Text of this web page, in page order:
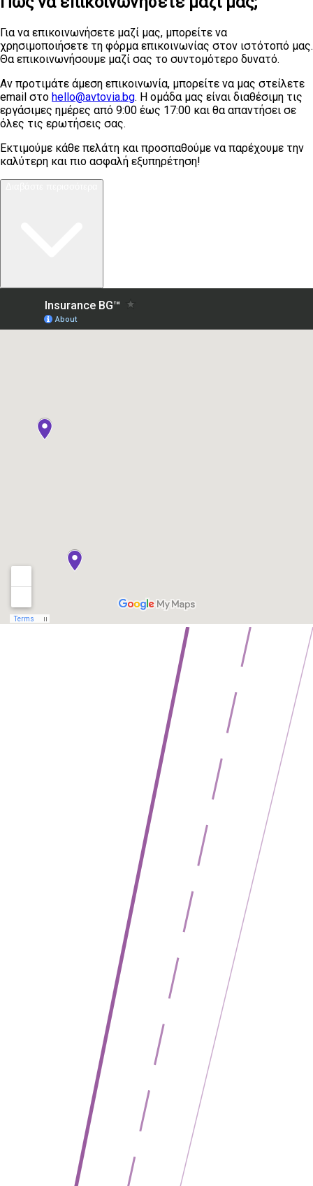
Για να επικοινωνήσετε μαζί μας, μπορείτε να
χρησιμοποιήσετε τη φόρμα επικοινωνίας στον ιστότοπό μας.
Θα επικοινωνήσουμε μαζί σας το συντομότερο δυνατό.
Αν προτιμάτε άμεση επικοινωνία, μπορείτε να μας στείλετε
email στο hello@avtovia.bg. Η ομάδα μας είναι διαθέσιμη τις
εργάσιμες ημέρες από 9:00 έως 17:00 και θα απαντήσει σε
όλες τις ερωτήσεις σας.
Εκτιμούμε κάθε πελάτη και προσπαθούμε να παρέχουμε την
καλύτερη και πιο ασφαλή εξυπηρέτηση!